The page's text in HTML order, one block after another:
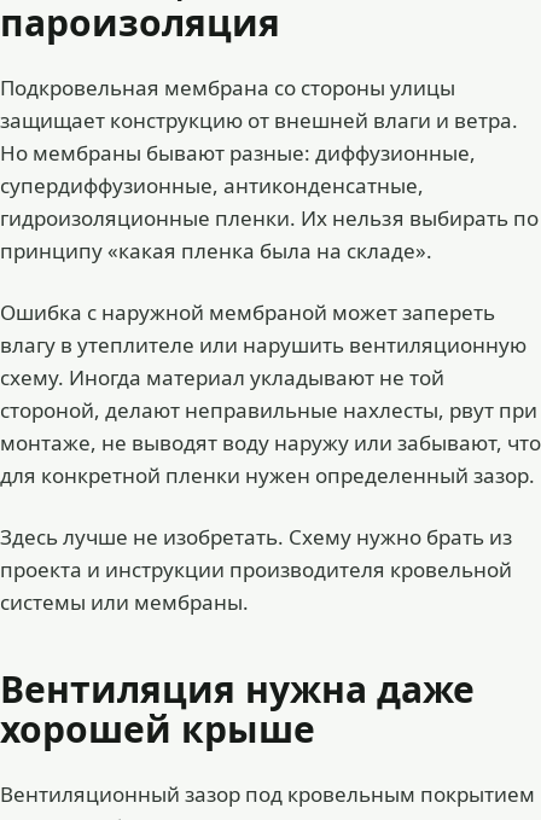
пароизоляция
Подкровельная мембрана со стороны улицы
защищает конструкцию от внешней влаги и ветра.
Но мембраны бывают разные: диффузионные,
супердиффузионные, антиконденсатные,
гидроизоляционные пленки. Их нельзя выбирать по
принципу «какая пленка была на складе».
Ошибка с наружной мембраной может запереть
влагу в утеплителе или нарушить вентиляционную
схему. Иногда материал укладывают не той
стороной, делают неправильные нахлесты, рвут при
монтаже, не выводят воду наружу или забывают, что
для конкретной пленки нужен определенный зазор.
Здесь лучше не изобретать. Схему нужно брать из
проекта и инструкции производителя кровельной
системы или мембраны.
Вентиляция нужна даже
хорошей крыше
Вентиляционный зазор под кровельным покрытием